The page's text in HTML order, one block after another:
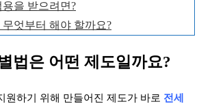
을 받으려면?
엇부터 해야 할까요?
법은 어떤 제도일까요?
원하기 위해 만들어진 제도가 바로 전세